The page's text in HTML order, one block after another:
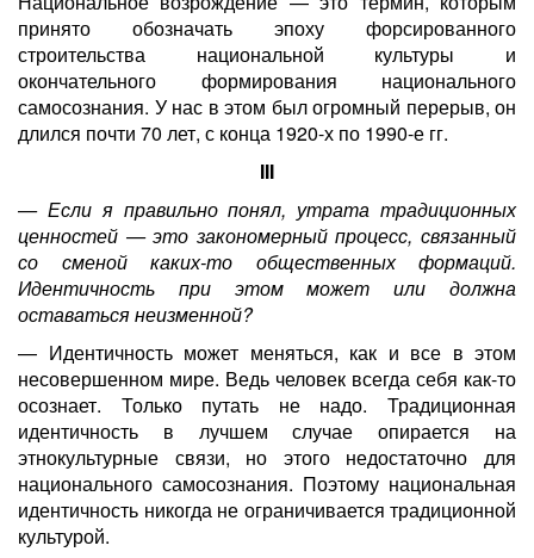
принято обозначать эпоху форсированного
строительства национальной культуры и
окончательного формирования национального
самосознания. У нас в этом был огромный перерыв, он
длился почти 70 лет, с конца 1920-х по 1990-е гг.
III
— Если я правильно понял, утрата традиционных
ценностей — это закономерный процесс, связанный
со сменой каких-то общественных формаций.
Идентичность при этом может или должна
оставаться неизменной?
— Идентичность может меняться, как и все в этом
несовершенном мире. Ведь человек всегда себя как-то
осознает. Только путать не надо. Традиционная
идентичность в лучшем случае опирается на
этнокультурные связи, но этого недостаточно для
национального самосознания. Поэтому национальная
идентичность никогда не ограничивается традиционной
культурой.